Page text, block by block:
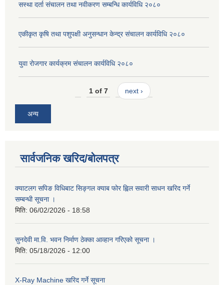
सस्था दर्ता संचालन तथा नवीकरण सम्बन्धि कार्यविधि २०८०
एकीकृत कृषि तथा पशुपक्षी अनुसन्धान केन्द्र संचालन कार्यविधि २०८०
युवा रोजगार कार्यक्रम संचालन कार्यविधि २०८०
1 of 7 next ›
अन्य
सार्वजनिक खरिद/बोलपत्र
क्याटलग सपिङ विधिबाट सिङ्गल क्याब फोर ह्विल सवारी साधन खरिद गर्ने
सम्बन्धी सूचना ।
मिति: 06/02/2026 - 18:58
सुनदेवी मा.वि. भवन निर्माण ठेक्का आव्हान गरिएको सूचना ।
मिति: 05/18/2026 - 12:00
X-Ray Machine खरिद गर्ने सूचना